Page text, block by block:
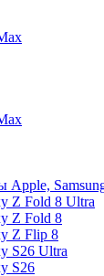
Z Fold 8 Ultra
Z Fold 8
Z Flip 8
S26 Ultra
S26